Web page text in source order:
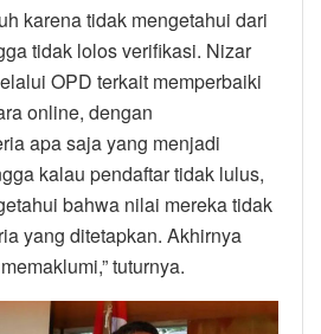
karena tidak mengetahui dari
tidak lolos verifikasi. Nizar
OPD terkait memperbaiki
online, dengan
apa saja yang menjadi
kalau pendaftar tidak lulus,
bahwa nilai mereka tidak
yang ditetapkan. Akhirnya
tuturnya.